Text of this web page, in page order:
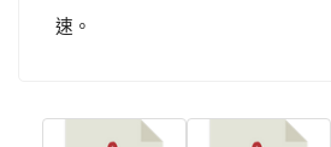
速。